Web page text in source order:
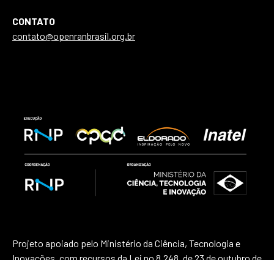
CONTATO
contato@openranbrasil.org.br
Projeto apoiado pelo Ministério da Ciência, Tecnologia e